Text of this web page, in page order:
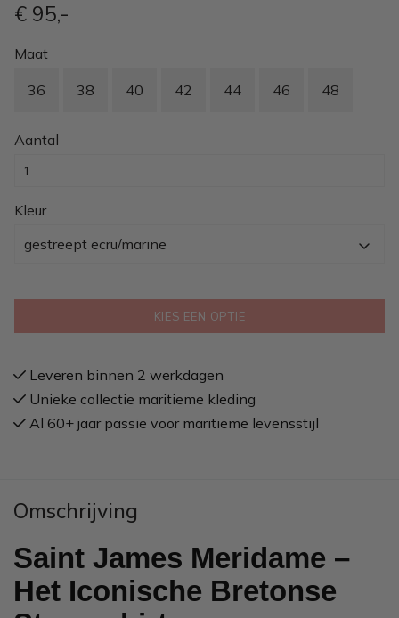
€ 95,-
Maat
36 38 40 42 44 46 48
Aantal
Kleur
gestreept ecru/marine
KIES EEN OPTIE
Leveren binnen 2 werkdagen
Unieke collectie maritieme kleding
Al 60+ jaar passie voor maritieme levensstijl
Omschrijving
Saint James Meridame –
Het Iconische Bretonse